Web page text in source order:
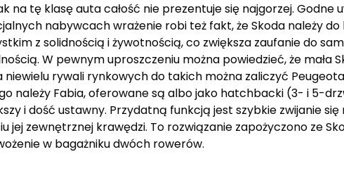
na tę klasę auta całość nie prezentuje się najgorzej. Godne
nabywcach wrażenie robi też fakt, że Skoda należy
z solidnością i żywotnością, co zwiększa zaufanie do
W pewnym uproszczeniu można powiedzieć, że mała
rywali rynkowych do takich można zaliczyć
należy Fabia, oferowane są albo jako hatchbacki (3- i 5-
i dość ustawny. Przydatną funkcją jest szybkie zwijanie
jej zewnętrznej krawędzi. To rozwiązanie zapożyczono ze
w bagażniku dwóch rowerów.